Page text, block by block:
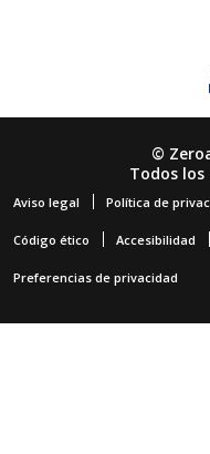
©
Todos los
Aviso legal Política de
Código ético Accesibilidad
Preferencias de privacidad